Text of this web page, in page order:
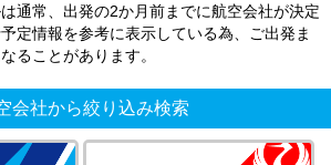
通常、出発の2か月前までに航空会社が決定
定情報を参考に表示している為、ご出発ま
ることがあります。
会社から絞り込み検索